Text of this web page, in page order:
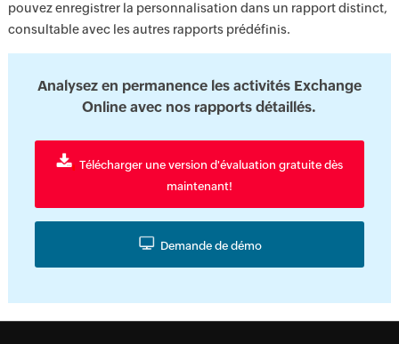
pouvez enregistrer la personnalisation dans un rapport distinct,
consultable avec les autres rapports prédéfinis.
Analysez en permanence les activités Exchange
Online avec nos rapports détaillés.
Télécharger une version d'évaluation gratuite dès
maintenant!
Demande de démo